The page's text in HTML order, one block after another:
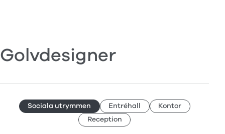
Golvdesigner
Sociala utrymmen Entréhall
Kontor
Reception